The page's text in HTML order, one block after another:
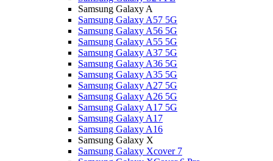
Samsung Galaxy A
Samsung Galaxy A57 5G
Samsung Galaxy A56 5G
Samsung Galaxy A55 5G
Samsung Galaxy A37 5G
Samsung Galaxy A36 5G
Samsung Galaxy A35 5G
Samsung Galaxy A27 5G
Samsung Galaxy A26 5G
Samsung Galaxy A17 5G
Samsung Galaxy A17
Samsung Galaxy A16
Samsung Galaxy X
Samsung Galaxy Xcover 7